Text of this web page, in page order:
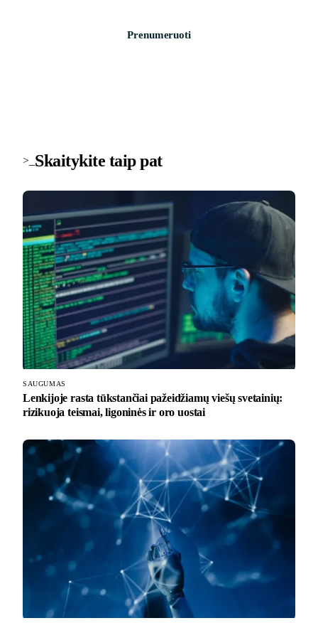
Prenumeruoti
>_ Skaitykite taip pat
SAUGUMAS
Lenkijoje rasta tūkstančiai pažeidžiamų viešų svetainių:
rizikuoja teismai, ligoninės ir oro uostai